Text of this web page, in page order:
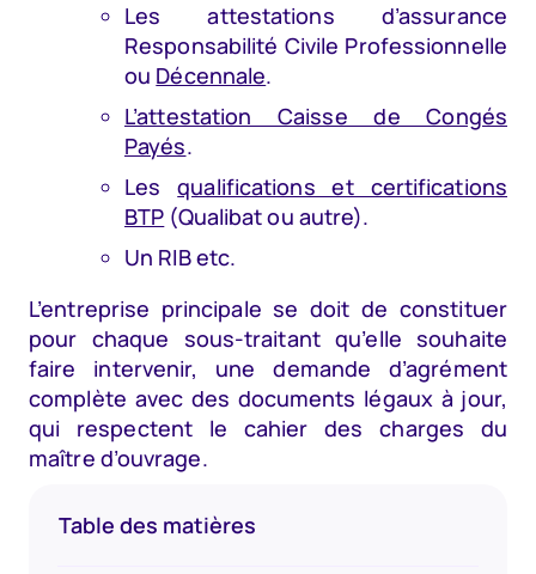
Les attestations d’assurance
Responsabilité Civile Professionnelle
ou Décennale.
L’attestation Caisse de Congés
Payés.
Lesqualifications et certifications
BTP (Qualibat ou autre).
Un RIB etc.
L’entreprise principale se doit de constituer
pour chaque sous-traitant qu’elle souhaite
faire intervenir, une demande d’agrément
complète avec des documents légaux à jour,
qui respectent le cahier des charges du
maître d’ouvrage.
Table des matières